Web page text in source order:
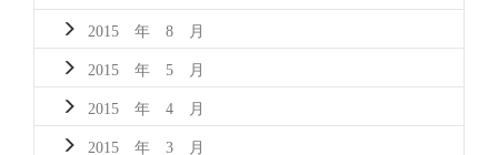
2015 年 8 月
2015 年 5 月
2015 年 4 月
2015 年 3 月